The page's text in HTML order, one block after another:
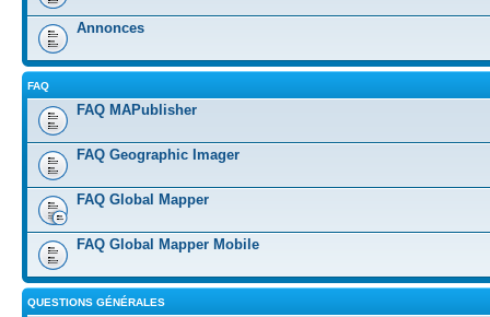
Annonces
FAQ
FAQ MAPublisher
FAQ Geographic Imager
FAQ Global Mapper
FAQ Global Mapper Mobile
QUESTIONS GÉNÉRALES